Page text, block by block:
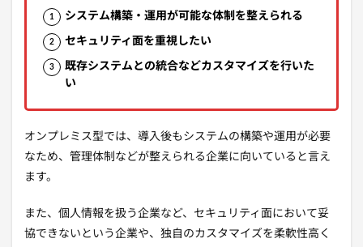
システム構築・運用が可能な体制を整えられる
セキュリティ面を重視したい
既存システムとの統合などカスタマイズを行いた
い
オンプレミス型では、導入後もシステムの構築や運用が必要
なため、管理体制などが整えられる企業に向いていると言え
ます。
また、個人情報を扱う企業など、セキュリティ面において妥
協できないという企業や、独自のカスタマイズを柔軟性高く